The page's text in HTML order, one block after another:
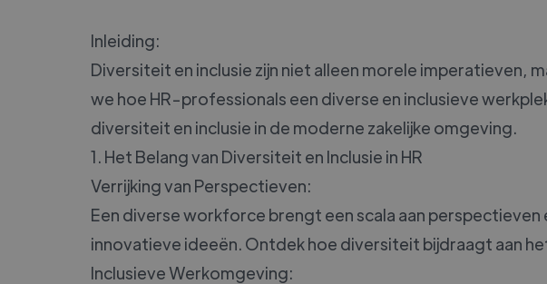
Inleiding:
Diversiteit en inclusie zijn niet alleen morele imperatieven,
we hoe HR-professionals een diverse en inclusieve
diversiteit en inclusie in de moderne zakelijke omgeving.
1. Het Belang van Diversiteit en Inclusie in HR
Verrijking van Perspectieven:
Een diverse workforce brengt een scala aan
innovatieve ideeën. Ontdek hoe diversiteit bijdraagt aan
Inclusieve Werkomgeving: